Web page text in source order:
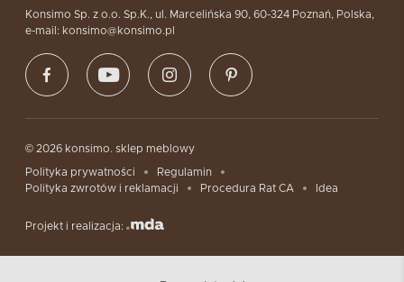
Konsimo Sp. z o.o. Sp.K., ul. Marcelińska 90, 60-324 Poznań, Polska,
e-mail: konsimo@konsimo.pl
© 2026 konsimo. sklep meblowy
Polityka prywatności
Regulamin
Polityka zwrotów i reklamacji
Procedura Rat CA Idea
Projekt i realizacja: